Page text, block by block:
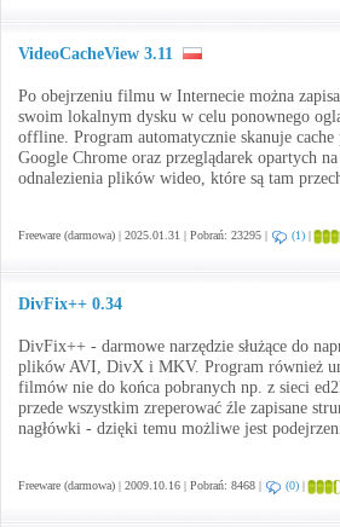
VideoCacheView 3.11
Po obejrzeniu filmu w Internecie można
swoim lokalnym dysku w celu ponownego
offline. Program automatycznie skanuje
Google Chrome oraz przeglądarek opartych
odnalezienia plików wideo, które są tam
Freeware (darmowa) | 2025.01.31 | Pobrań: 23295 | (1) |
DivFix++ 0.34
DivFix++ - darmowe narzędzie służące do
plików AVI, DivX i MKV. Program również
filmów nie do końca pobranych np. z sieci
przede wszystkim zreperować źle zapisane
nagłówki - dzięki temu możliwe jest
Freeware (darmowa) | 2009.10.16 | Pobrań: 8468 | (0) |